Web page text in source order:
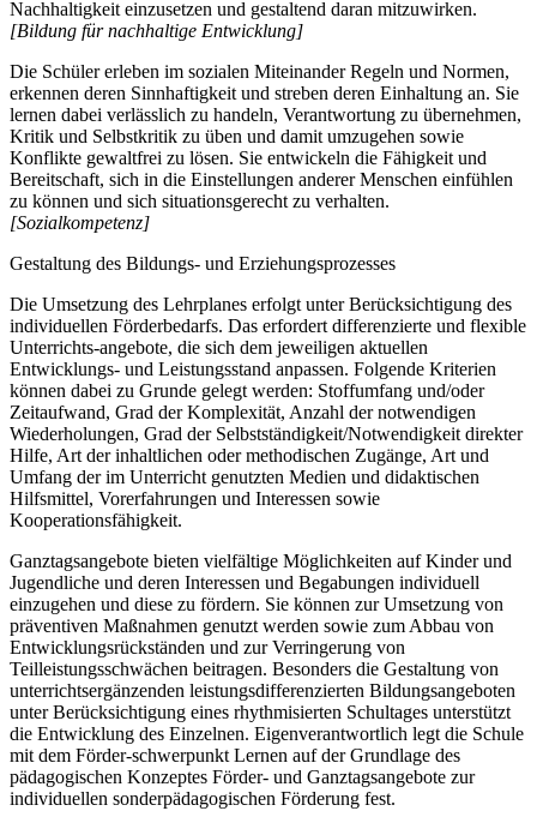
Nachhaltigkeit einzusetzen und gestaltend daran mitzuwirken.
[Bildung für nachhaltige Entwicklung]
Die Schüler erleben im sozialen Miteinander Regeln und Normen,
erkennen deren Sinnhaftigkeit und streben deren Einhaltung an. Sie
lernen dabei verlässlich zu handeln, Verantwortung zu übernehmen,
Kritik und Selbstkritik zu üben und damit umzugehen sowie
Konflikte gewaltfrei zu lösen. Sie entwickeln die Fähigkeit und
Bereitschaft, sich in die Einstellungen anderer Menschen einfühlen
zu können und sich situationsgerecht zu verhalten.
[Sozialkompetenz]
Gestaltung des Bildungs- und Erziehungsprozesses
Die Umsetzung des Lehrplanes erfolgt unter Berücksichtigung des
individuellen Förderbedarfs. Das erfordert differenzierte und flexible
Unterrichts-angebote, die sich dem jeweiligen aktuellen
Entwicklungs- und Leistungsstand anpassen. Folgende Kriterien
können dabei zu Grunde gelegt werden: Stoffumfang und/oder
Zeitaufwand, Grad der Komplexität, Anzahl der notwendigen
Wiederholungen, Grad der Selbstständigkeit/Notwendigkeit direkter
Hilfe, Art der inhaltlichen oder methodischen Zugänge, Art und
Umfang der im Unterricht genutzten Medien und didaktischen
Hilfsmittel, Vorerfahrungen und Interessen sowie
Kooperationsfähigkeit.
Ganztagsangebote bieten vielfältige Möglichkeiten auf Kinder und
Jugendliche und deren Interessen und Begabungen individuell
einzugehen und diese zu fördern. Sie können zur Umsetzung von
präventiven Maßnahmen genutzt werden sowie zum Abbau von
Entwicklungsrückständen und zur Verringerung von
Teilleistungsschwächen beitragen. Besonders die Gestaltung von
unterrichtsergänzenden leistungsdifferenzierten Bildungsangeboten
unter Berücksichtigung eines rhythmisierten Schultages unterstützt
die Entwicklung des Einzelnen. Eigenverantwortlich legt die Schule
mit dem Förder-schwerpunkt Lernen auf der Grundlage des
pädagogischen Konzeptes Förder- und Ganztagsangebote zur
individuellen sonderpädagogischen Förderung fest.